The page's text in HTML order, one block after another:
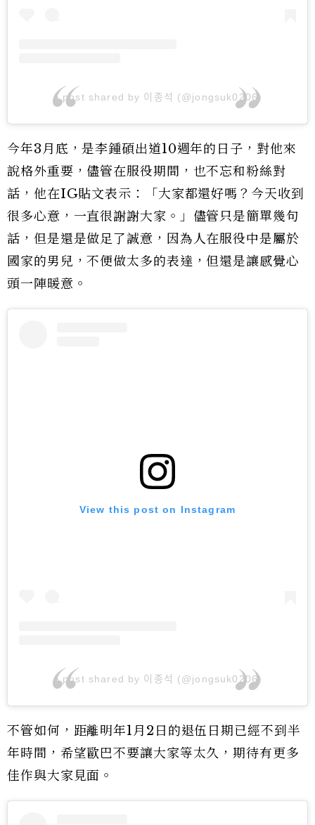
A post shared by 이종석 (@jongsuk0206)
今年3月底，是李鍾碩出道10週年的日子，對他來
說格外重要，儘管在服役期間，也不忘和粉絲對
話，他在IG貼文表示：「大家都還好嗎？今天收到
很多心意，一直很謝謝大家。」儘管只是簡單幾句
話，但是還是做足了誠意，因為人在服役中是屬於
國家的男兒，不便做太多的表達，但還是讓感覺心
頭一陣暖意。
View this post on Instagram
A post shared by 이종석 (@jongsuk0206)
不管如何，距離明年1月2日的退伍日期已經不到半
年時間，希望歐巴不要讓大家等太久，期待有更多
佳作與大家見面。